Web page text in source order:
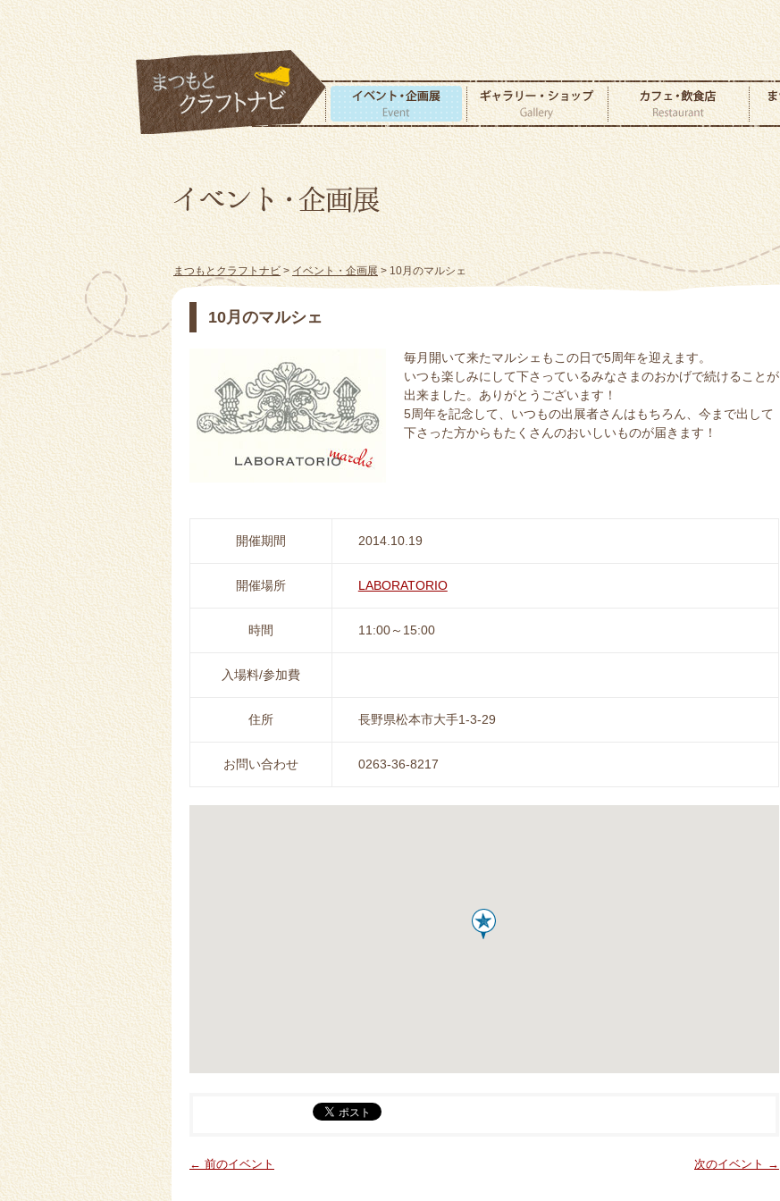
まつもとクラフトナビ > イベント・企画展> 10月のマルシェ
10月のマルシェ
毎月開いて来たマルシェもこの日で5周年を迎えます。
いつも楽しみにして下さっているみなさまのおかげで続けることが
出来ました。ありがとうございます！
5周年を記念して、いつもの出展者さんはもちろん、今まで出して
下さった方からもたくさんのおいしいものが届きます！
開催期間 2014.10.19
開催場所 LABORATORIO
時間 11:00～15:00
入場料/参加費
住所 長野県松本市大手1-3-29
お問い合わせ 0263-36-8217
← 前のイベント 次のイベント →